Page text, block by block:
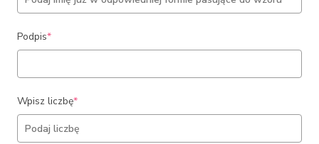
Podpis*(required)
Wpisz liczbę*(required)